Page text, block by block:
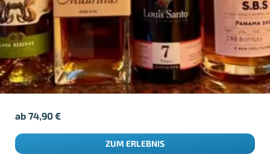
ab74,90€
ZUM ERLEBNIS